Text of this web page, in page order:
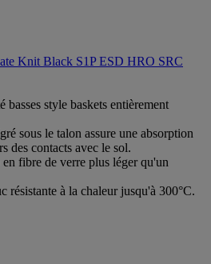
Knit Black S1P ESD HRO SRC
basses style baskets entièrement
sous le talon assure une absorption
des contacts avec le sol.
fibre de verre plus léger qu'un
résistante à la chaleur jusqu'à 300°C.